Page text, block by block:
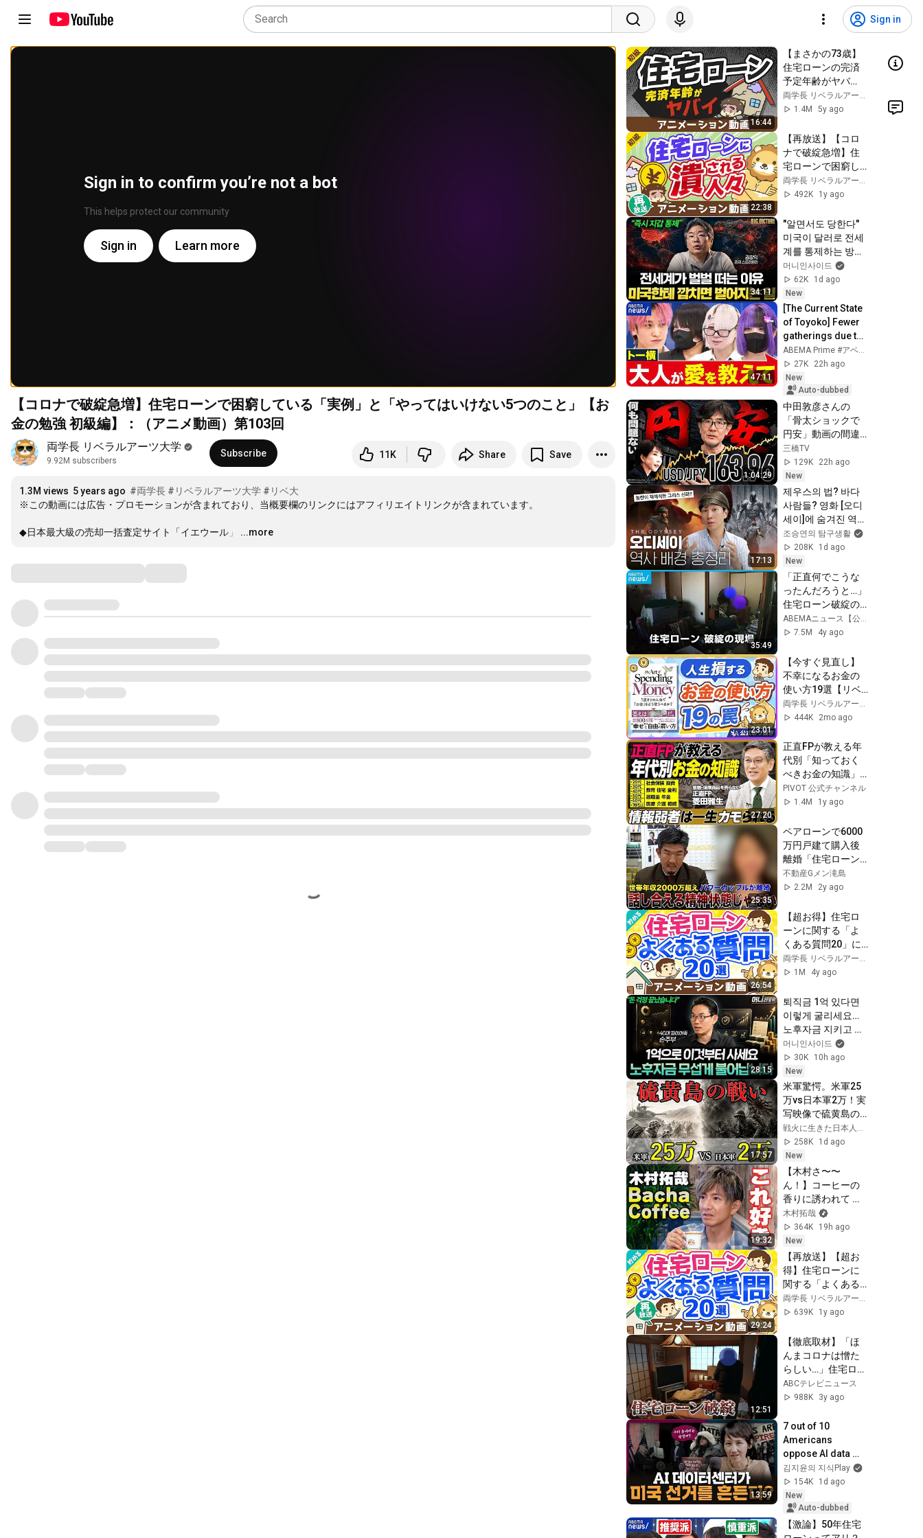
Sign in
Sign in to confirm you’re not a bot
This helps protect our community
Sign in Learn more
【コロナで破綻急増】住宅ローンで困窮している「実例」と「やってはいけない5つのこと」【お
金の勉強 初級編】：（アニメ動画）第103回
両学長 リベラルアーツ大学
9.92M subscribers
Subscribe 11K Share Save
1.3M views 5 years ago #両学長 #リベラルアーツ大学 #リベ大
※この動画には広告・プロモーションが含まれており、当概要欄のリンクにはアフィリエイトリンクが含まれています。
◆日本最大級の売却一括査定サイト「イエウール」 …
...more
16:44
【まさかの73歳】
住宅ローンの完済
予定年齢がヤバ
イ。ローン破産し
ない対策を解説
編】：（アニメ動
画）第69回
両学長 リベラルアーツ大学
1.4M
5y ago
22:38
【再放送】【コロ
ナで破綻急増】住
宅ローンで困窮し
ている「実例」と
「やってはいけな
金の勉強 初級
編】：（アニメ動
画）第103回
492K
1y ago
34:11
"알면서도 당한다"
미국이 달러로 전세
계를 통제하는 방법
[김창익의 빅 픽처]
머니인사이드
62K
1d ago
New
47:11
[The Current State
of Toyoko] Fewer
gatherings due to
increased
patrols? Mistrust
toward supporte...
ABEMA Prime #アベプラ【公式】
27K
22h ago
New
Auto-dubbed
1:04:29
中田敦彦さんの
「骨太ショックで
円安」動画の間違
いを徹底的に訂正
します。
三橋TV
129K
22h ago
New
17:13
제우스의 법? 바다
사람들? 영화 [오디
세이]에 숨겨진 역사
배경 총정리
조승연의 탐구생활
208K
1d ago
New
35:49
「正直何でこうな
ったんだろうと…」
住宅ローン破綻の
現場｜ABEMAドキ
ュメンタリー
7.5M
4y ago
23:01
【今すぐ見直し】
不幸になるお金の
使い方19選【リベ
大公式切り抜き】
444K
2mo ago
27:20
正直FPが教える年
代別「知っておく
べきお金の知識」
／情報弱者は一生
カモられる／社会
は全世代必須／子
供の教育費／住宅
ローン／金利／保
険／退職金／年金
／医療／介護／相
雅生】
PIVOT 公式チャンネル
1.4M
1y ago
25:35
ペアローンで6000
万円戸建て購入後
離婚「住宅ローン
控除しか狙ってな
かった‥」
不動産Gメン滝島
2.2M
2y ago
26:54
【超お得】住宅ロ
ーンに関する「よ
くある質問20」に
すべてお答えしま
す【貯める編】：
181回
1M
4y ago
28:15
퇴직금 1억 있다면
이렇게 굴리세요…
노후자금 지키고 불
리는 방법 (손주부
전업투자자 2부)ㅣ
머니리포트
머니인사이드
30K
10h ago
New
17:57
米軍驚愕。米軍25
万vs日本軍2万！実
写映像で硫黄島の
戦いを解説【戦史
解説】
戦火に生きた日本人たち
258K
1d ago
New
19:32
【木村さ〜〜
ん！】コーヒーの
香りに誘われて 木
村拓哉「Bacha
Coffee銀座」へ
木村拓哉
364K
19h ago
New
29:24
【再放送】【超お
得】住宅ローンに
関する「よくある
質問20」にすべて
お答えします【貯
メ動画）第181回
639K
1y ago
12:51
【徹底取材】「ほ
んまコロナは憎た
らしい…」住宅ロー
ン破綻の現場　収
入激減しマイホー
迫られる人たち
【ウラドリ】
ABCテレビニュース
988K
3y ago
13:59
7 out of 10
Americans
oppose AI data
centers?
김지윤의 지식Play
154K
1d ago
New
Auto-dubbed
【激論】50年住宅